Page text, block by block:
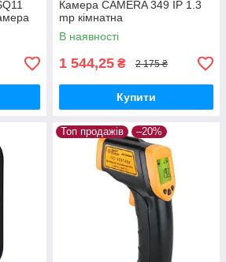
Камера CAMERA 349 IP 1.3
mp кімнатна
В наявності
1 544,25 ₴ 2 175 ₴
Купити
Топ продажів –20%